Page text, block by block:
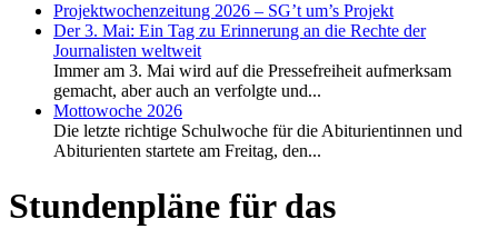
Projektwochenzeitung 2026 – SG’t um’s Projekt
Der 3. Mai: Ein Tag zu Erinnerung an die Rechte der
Journalisten weltweit
Immer am 3. Mai wird auf die Pressefreiheit aufmerksam
gemacht, aber auch an verfolgte und...
Mottowoche 2026
Die letzte richtige Schulwoche für die Abiturientinnen und
Abiturienten startete am Freitag, den...
Stundenpläne für das